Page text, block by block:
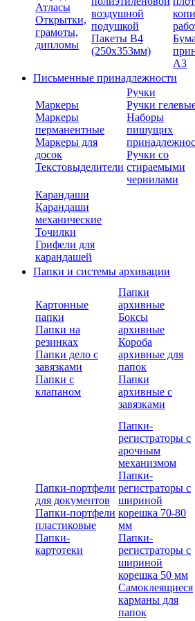
Атласы
Открытки,
грамоты,
дипломы
воздушной
подушкой
Пакеты В4
(250х353мм)
А3
Письменные принадлежности
Маркеры
Маркеры
перманентные
Маркеры для
досок
Текстовыделители
Ручки
Ручки
Наборы
пишущих
Ручки со
стираемыми
чернилами
Карандаши
Карандаши
механические
Точилки
Грифели для
карандашей
Папки и системы архивации
Картонные
папки
Папки на
резинках
Папки дело с
завязками
Папки с
клапаном
Папки
архивные
Боксы
архивные
Короба
архивные для
папок
Папки
архивные с
завязками
Папки-портфели
для документов
Папки-портфели
пластиковые
Папки-
картотеки
Папки-
регистраторы с
арочным
механизмом
Папки-
регистраторы с
шириной
корешка 70-80
мм
Папки-
регистраторы с
шириной
корешка 50 мм
Самоклеящиеся
карманы для
папок